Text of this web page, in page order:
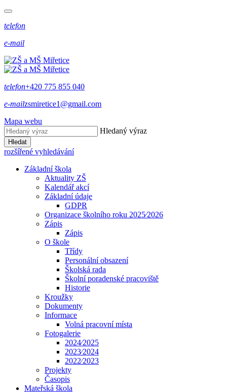
telefon
e-mail
telefon+420 775 855 040
e-mailzsmiretice1@gmail.com
Mapa webu
Hledaný výraz
Hledat
rozšířené vyhledávání
Základní škola
Aktuality ZŠ
Kalendář akcí
Základní údaje
GDPR
Organizace školního roku 2025⁄2026
Zápis
Zápis
O škole
Třídy
Personální obsazení
Školská rada
Školní poradenské pracoviště
Historie
Kroužky
Dokumenty
Informace
Volná pracovní místa
Fotogalerie
2024⁄2025
2023⁄2024
2022⁄2023
Projekty
Časopis
Mateřská škola